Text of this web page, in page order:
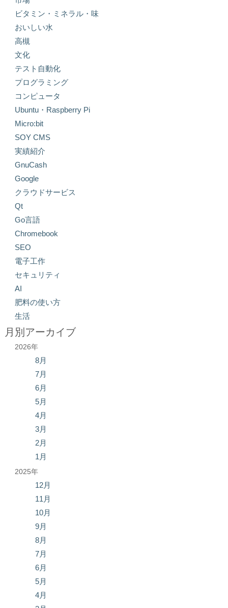
ビタミン・ミネラル・味
おいしい水
高槻
文化
テスト自動化
プログラミング
コンピュータ
Ubuntu・Raspberry Pi
Micro:bit
SOY CMS
実績紹介
GnuCash
Google
クラウドサービス
Qt
Go言語
Chromebook
SEO
電子工作
セキュリティ
AI
肥料の使い方
生活
月別アーカイブ
2026年
8月
7月
6月
5月
4月
3月
2月
1月
2025年
12月
11月
10月
9月
8月
7月
6月
5月
4月